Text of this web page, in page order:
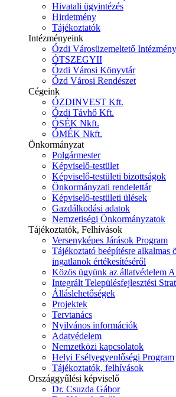
Hivatali ügyintézés
Hirdetmény
Tájékoztatók
Intézményeink
Ózdi Városüzemeltető Intézmény
ÓTSZEGYII
Ózdi Városi Könyvtár
Ózd Városi Rendészet
Cégeink
ÓZDINVEST Kft.
Ózdi Távhő Kft.
ÓSÉK Nkft.
ÓMÉK Nkft.
Önkormányzat
Polgármester
Képviselő-testület
Képviselő-testületi bizottságok
Önkormányzati rendelettár
Képviselő-testületi ülések
Gazdálkodási adatok
Nemzetiségi Önkormányzatok
Tájékoztatók, Felhívások
Versenyképes Járások Program
Tájékoztató beépítésre alkalmas
ingatlanok értékesítéséről
Közös ügyünk az állatvédelem
Integrált Településfejlesztési
Álláslehetőségek
Projektek
Tervtanács
Nyilvános információk
Adatvédelem
Nemzetközi kapcsolatok
Helyi Esélyegyenlőségi Program
Tájékoztatók, felhívások
Országgyűlési képviselő
Dr. Csuzda Gábor